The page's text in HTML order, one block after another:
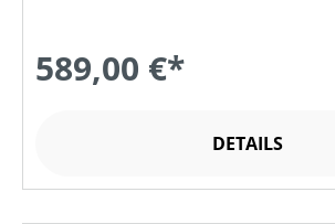
589,00 €*
DETAILS